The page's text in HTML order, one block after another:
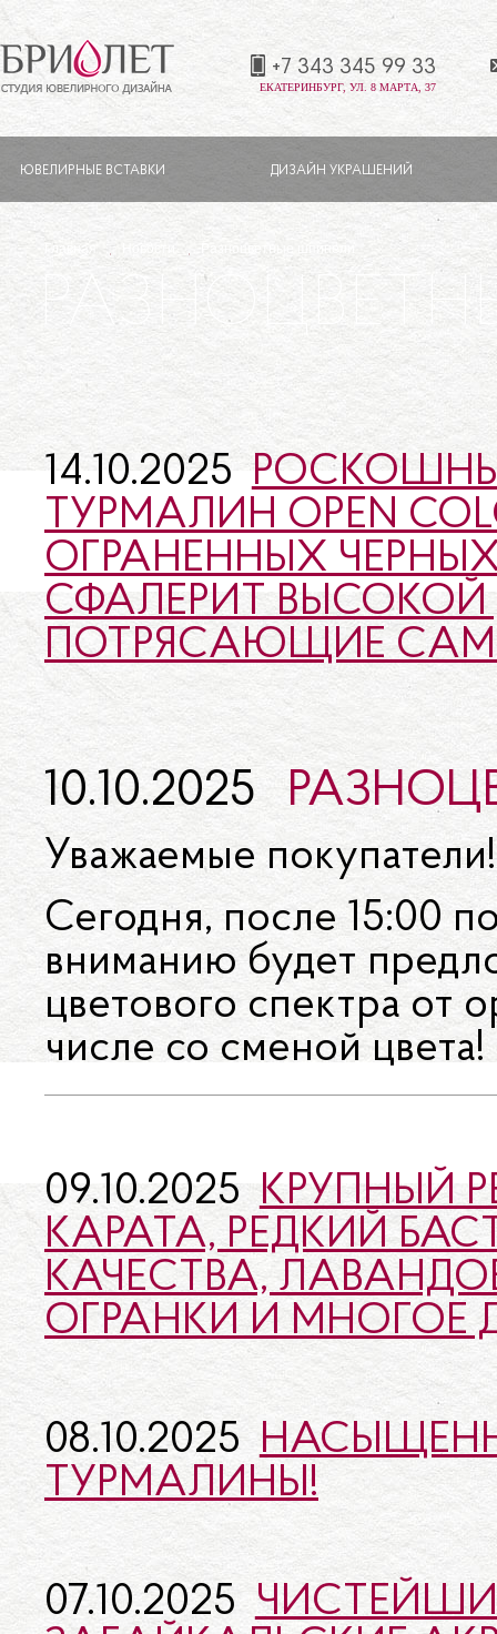
+7 343 345 99 33
ЕКАТЕРИНБУРГ, УЛ. 8 МАРТА, 37
ЮВЕЛИРНЫЕ ВСТАВКИ ДИЗАЙН УКРАШЕНИЙ
Главная Разноцветные шпинели
14.10.2025
ТУРМАЛИН OPEN
ОГРАНЕННЫХ
СФАЛЕРИТ ВЫСОКОЙ
ПОТРЯСАЮЩИЕ
10.10.2025
Уважаемые покупатели!
Сегодня, после 15:00
вниманию будет
цветового спектра от
числе со сменой
09.10.2025 КРУПНЫЙ
КАРАТА, РЕДКИЙ
КАЧЕСТВА,
ОГРАНКИ И МНОГОЕ
08.10.2025
ТУРМАЛИНЫ!
07.10.2025